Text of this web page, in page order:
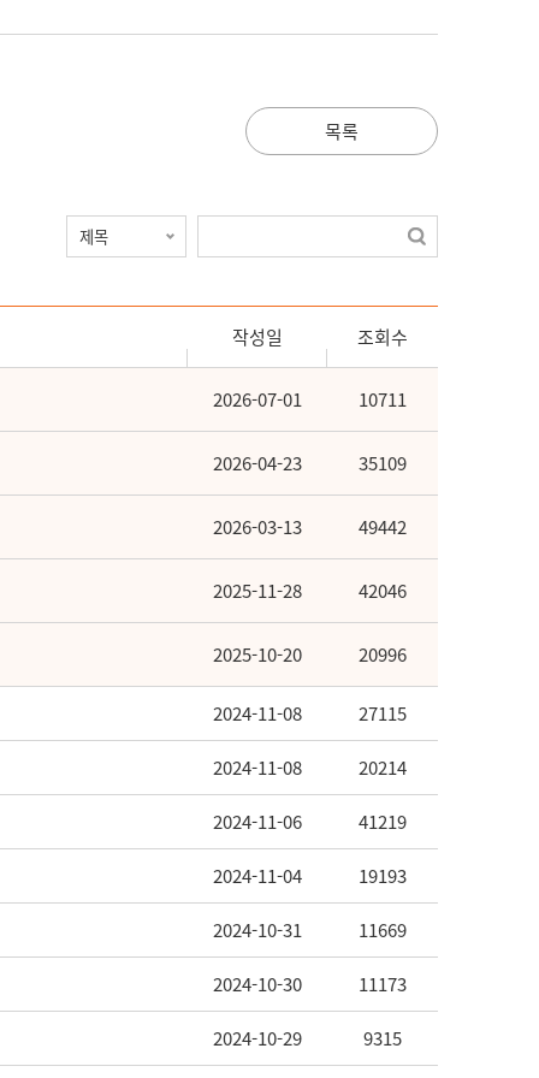
목록
작성일 조회수
2026-07-01 10711
2026-04-23 35109
2026-03-13 49442
2025-11-28 42046
2025-10-20 20996
2024-11-08 27115
2024-11-08 20214
2024-11-06 41219
2024-11-04 19193
2024-10-31 11669
2024-10-30 11173
2024-10-29 9315